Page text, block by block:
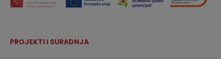
PROJEKTI I SURADNJA